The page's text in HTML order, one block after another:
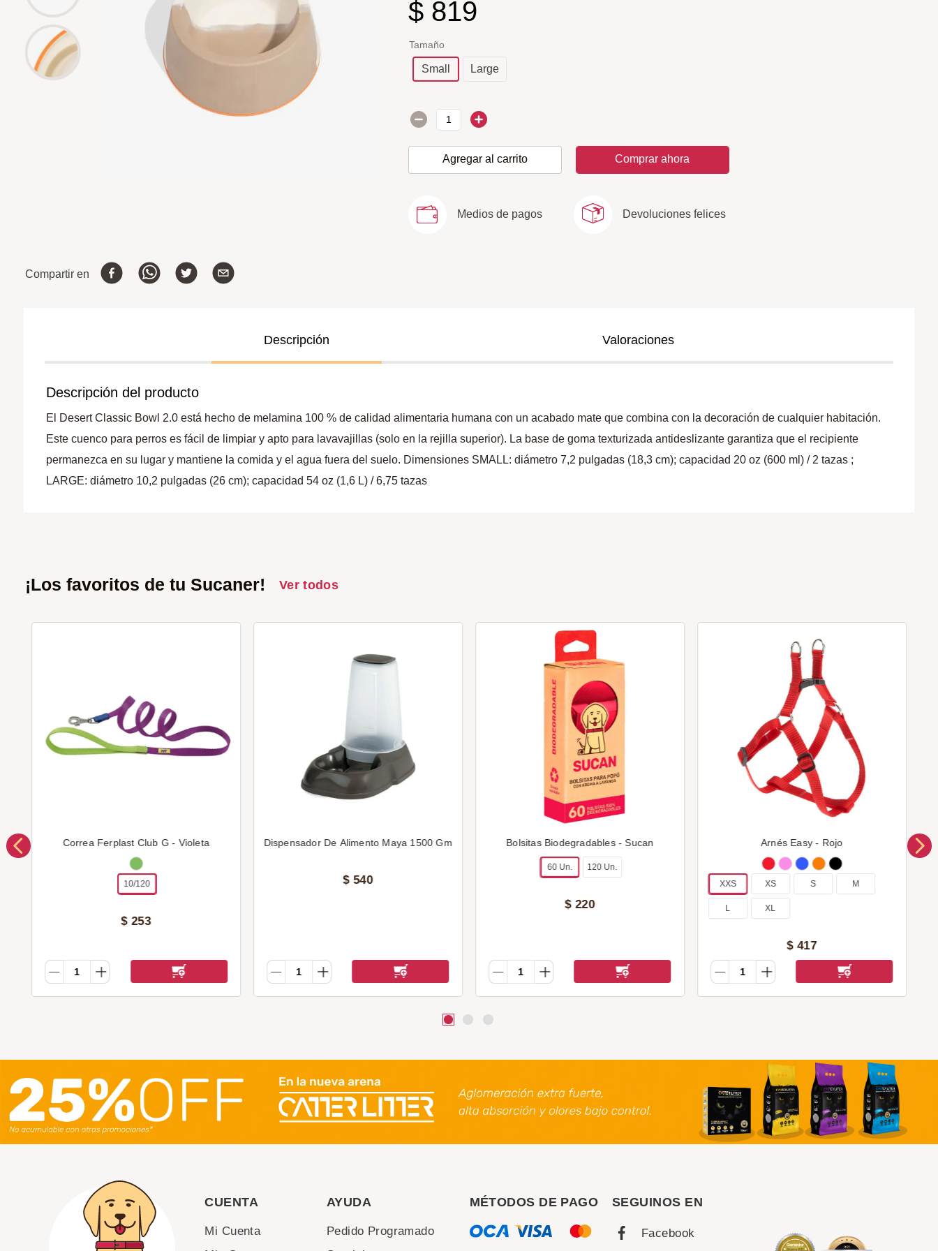
$ 819
Tamaño
Small Large
Agregar al carrito Comprar ahora
Medios de pagos Devoluciones felices
Compartir en
Descripción Valoraciones
Descripción del producto
El Desert Classic Bowl 2.0 está hecho de melamina 100 % de calidad alimentaria humana con un acabado mate que combina con la decoración de cualquier habitación.
Este cuenco para perros es fácil de limpiar y apto para lavavajillas (solo en la rejilla superior). La base de goma texturizada antideslizante garantiza que el recipiente
permanezca en su lugar y mantiene la comida y el agua fuera del suelo. Dimensiones SMALL: diámetro 7,2 pulgadas (18,3 cm); capacidad 20 oz (600 ml) / 2 tazas ;
LARGE: diámetro 10,2 pulgadas (26 cm); capacidad 54 oz (1,6 L) / 6,75 tazas
¡Los favoritos de tu Sucaner! Ver todos
Correa Ferplast Club G - Violeta
10/120
$ 253
Dispensador De Alimento Maya 1500 Gm
$ 540
Bolsitas Biodegradables - Sucan
60 Un. 120 Un.
$ 220
Arnés Easy - Rojo
XXS XS S M
L XL
$ 417
CUENTA
Mi Cuenta
AYUDA
Pedido Programado
MÉTODOS DE PAGO SEGUINOS EN
Facebook